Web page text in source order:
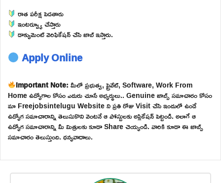
రాత పరీక్ష పెడతారు
ఇంటర్వ్యూ చేస్తారు
డాక్యుమెంట్ వెరిఫికేషన్ చేసి జాబ్ ఇస్తారు.
Apply Online
Important Note:మీలో ప్రభుత్వ, ప్రైవేట్, Software, Work From
Home ఉద్యోగాల కోసం ఎదురు చూసే అభ్యర్థులు.. Genuine జాబ్స్ సమాచారం కోసం
మా Freejobsintelugu Website ని ప్రతి రోజు Visit చేసి ఇందులో ఉండే
ఉద్యోగ సమాచారాన్ని తెలుసుకొని వెంటనే ఆ పోస్టులకు అప్లికేషన్ పెట్టండి. అలాగే ఆ
ఉద్యోగ సమాచారాన్ని మీ మిత్రులకు కూడా Share చెయ్యండి. వారికి కూడా ఈ జాబ్స్
సమాచారం తెలుస్తుంది. ధన్యవాదాలు.